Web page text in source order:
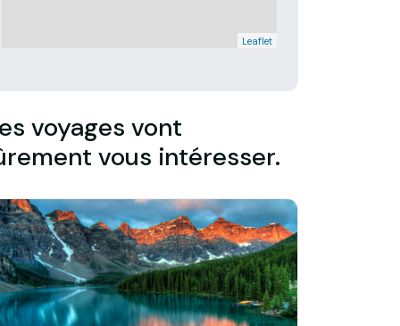
Leaflet
voyages vont
vous intéresser.